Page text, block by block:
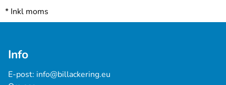
* Inkl moms
Info
E-post: info@billackering.eu